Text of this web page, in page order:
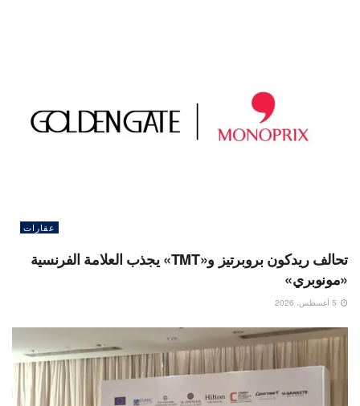
عقارات
تحالف ريدكون بروبرتيز و«TMT» يجذب العلامة الفرنسية
«مونوبري»